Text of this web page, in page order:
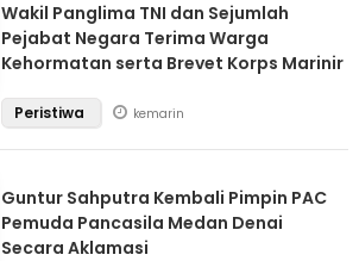
Wakil Panglima TNI dan Sejumlah
Pejabat Negara Terima Warga
Kehormatan serta Brevet Korps Marinir
Peristiwa kemarin
Guntur Sahputra Kembali Pimpin PAC
Pemuda Pancasila Medan Denai
Secara Aklamasi